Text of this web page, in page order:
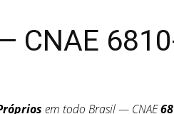
CNAE
em todo Brasil — CNAE